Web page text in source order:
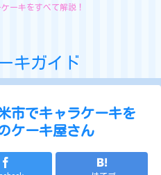
ーキをすべて解説！
キガイド
市でキャラケーキを
ケーキ屋さん